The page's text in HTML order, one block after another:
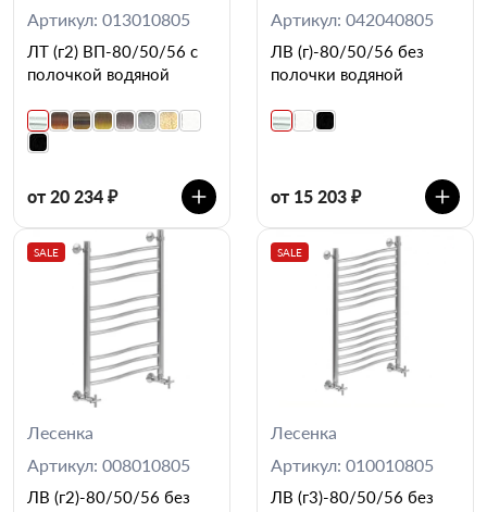
Артикул: 013010805
ЛТ (г2) ВП-80/50/56 с
полочкой водяной
от 20 234 ₽
Артикул: 042040805
ЛВ (г)-80/50/56 без
полочки водяной
от 15 203 ₽
SALE
Лесенка
Артикул: 008010805
ЛВ (г2)-80/50/56 без
SALE
Лесенка
Артикул: 010010805
ЛВ (г3)-80/50/56 без